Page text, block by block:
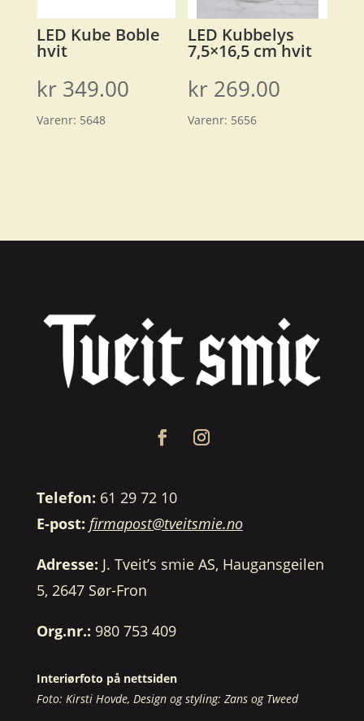
LED Kube Boble
hvit
kr 349.00
Varenr: 5648
LED Kubbelys
7,5×16,5 cm hvit
kr 269.00
Varenr: 5656
Telefon: 61 29 72 10
E-post: firmapost@tveitsmie.no
Adresse: J. Tveit’s smie AS, Haugansgeilen
5, 2647 Sør-Fron
Org.nr.: 980 753 409
Interiørfoto på nettsiden
Foto: Kirsti Hovde, Design og styling: Zans og Tweed